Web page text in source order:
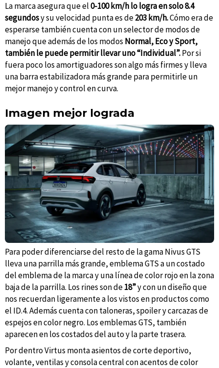
La marca asegura que el0-100 km/h lo logra en solo 8.4
segundosy su velocidad punta es de203 km/h.Cómo era de
esperarse también cuenta con un selector de modos de
manejo que además de los modos Normal, Eco y Sport,
también le puede permitir llevar uno “Individual”.Por si
fuera poco los amortiguadores son algo más firmes y lleva
una barra estabilizadora más grande para permitirle un
mejor manejo y control en curva.
Imagen mejor lograda
Para poder diferenciarse del resto de la gama Nivus GTS
lleva una parrilla más grande, emblema GTS a un costado
del emblema de la marca y una línea de color rojo en la zona
baja de la parrilla. Los rines son de18”y con un diseño que
nos recuerdan ligeramente a los vistos en productos como
el ID.4. Además cuenta con taloneras, spoiler y carcazas de
espejos en color negro. Los emblemas GTS, también
aparecen en los costados del auto y la parte trasera.
Por dentro Virtus monta asientos de corte deportivo,
volante, ventilas y consola central con acentos de color